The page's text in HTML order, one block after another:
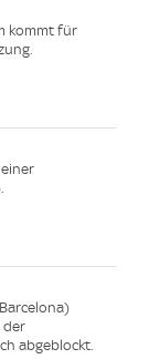
kommt für
der
abgeblockt.